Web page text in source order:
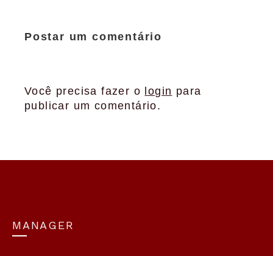
Postar um comentário
Você precisa fazer o login para
publicar um comentário.
MANAGER